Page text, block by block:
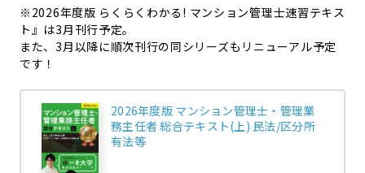
※2026年度版 らくらくわかる! マンション管理士速習テキス
ト』は3月刊行予定。
また、3月以降に順次刊行の同シリーズもリニューアル予定
です！
2026年度版 マンション管理士・管理業
務主任者 総合テキスト(上) 民法/区分所
有法等